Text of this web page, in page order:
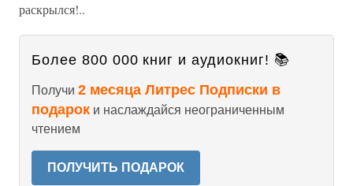
раскрылся!..
Более 800 000 книг и аудиокниг! 📚
Получи 2 месяца Литрес Подписки в
подарок и наслаждайся неограниченным
чтением
ПОЛУЧИТЬ ПОДАРОК